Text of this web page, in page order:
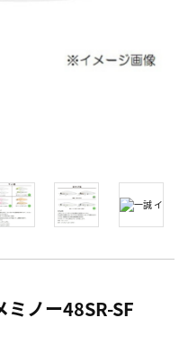
ミノー48SR-SF